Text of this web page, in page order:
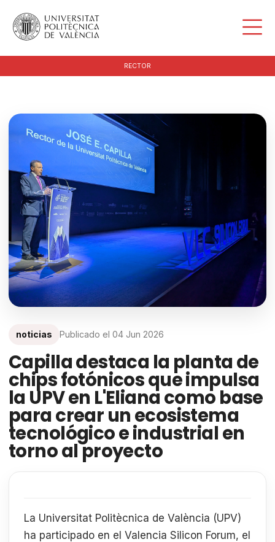
RECTOR
noticias Publicado el 04 Jun 2026
Capilla destaca la planta de
chips fotónicos que impulsa
la UPV en L'Eliana como base
para crear un ecosistema
tecnológico e industrial en
torno al proyecto
La Universitat Politècnica de València (UPV)
ha participado en el Valencia Silicon Forum, el